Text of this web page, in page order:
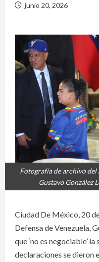
junio 20, 2026
Fotografía de archivo del
Gustavo González
Ciudad De México, 20
Defensa de Venezuela,
que ‘no es negociable’
declaraciones se dieron